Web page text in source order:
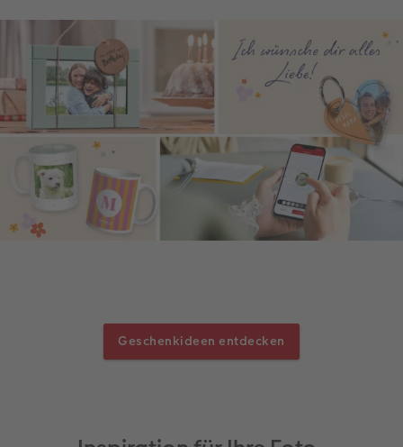
Geschenkideen entdecken